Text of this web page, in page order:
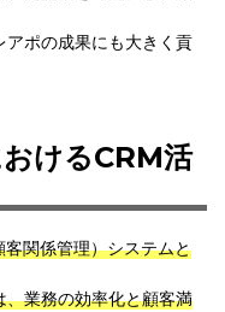
ポの成果にも大きく貢
けるCRM活
客関係管理）システムと
業務の効率化と顧客満